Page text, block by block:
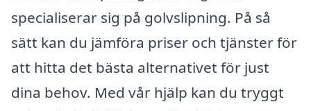
specialiserar sig på golvslipning. På så
sätt kan du jämföra priser och tjänster för
att hitta det bästa alternativet för just
dina behov. Med vår hjälp kan du tryggt